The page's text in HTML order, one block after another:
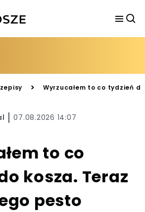
> Wyrzucałem to co tydzień
07.08.2026 14:07
to co
kosza. Teraz
pesto